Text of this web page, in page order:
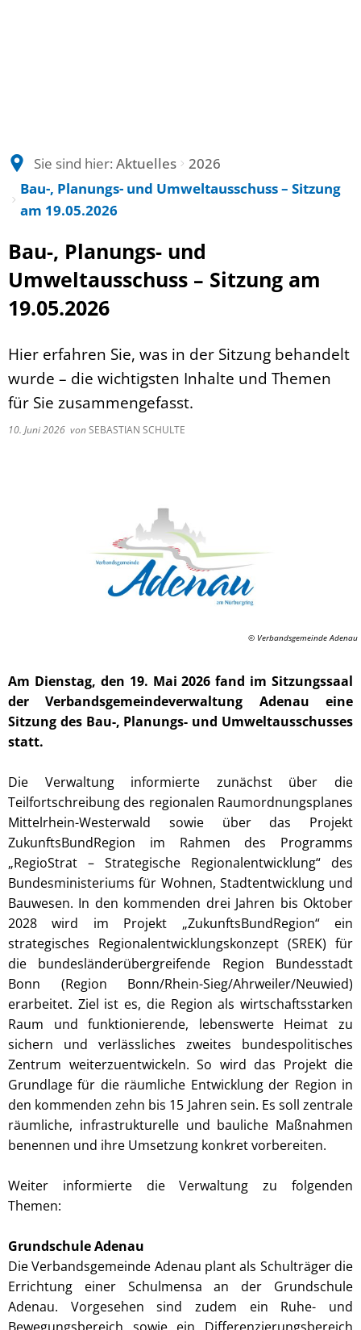
Sie sind hier: Aktuelles
2026
Bau-, Planungs- und Umweltausschuss – Sitzung
am 19.05.2026
Bau-, Planungs- und
Umweltausschuss – Sitzung am
19.05.2026
Hier erfahren Sie, was in der Sitzung behandelt
wurde – die wichtigsten Inhalte und Themen
für Sie zusammengefasst.
10. Juni 2026 vonSEBASTIAN SCHULTE
© Verbandsgemeinde Adenau
Am Dienstag, den 19. Mai 2026 fand im Sitzungssaal
der Verbandsgemeindeverwaltung Adenau eine
Sitzung des Bau-, Planungs- und Umweltausschusses
statt.
Die Verwaltung informierte zunächst über die
Teilfortschreibung des regionalen Raumordnungsplanes
Mittelrhein-Westerwald sowie über das Projekt
ZukunftsBundRegion im Rahmen des Programms
„RegioStrat – Strategische Regionalentwicklung“ des
Bundesministeriums für Wohnen, Stadtentwicklung und
Bauwesen. In den kommenden drei Jahren bis Oktober
2028 wird im Projekt „ZukunftsBundRegion“ ein
strategisches Regionalentwicklungskonzept (SREK) für
die bundesländerübergreifende Region Bundesstadt
Bonn (Region Bonn/Rhein-Sieg/Ahrweiler/Neuwied)
erarbeitet. Ziel ist es, die Region als wirtschaftsstarken
Raum und funktionierende, lebenswerte Heimat zu
sichern und verlässliches zweites bundespolitisches
Zentrum weiterzuentwickeln. So wird das Projekt die
Grundlage für die räumliche Entwicklung der Region in
den kommenden zehn bis 15 Jahren sein. Es soll zentrale
räumliche, infrastrukturelle und bauliche Maßnahmen
benennen und ihre Umsetzung konkret vorbereiten.
Weiter informierte die Verwaltung zu folgenden
Themen:
Grundschule Adenau
Die Verbandsgemeinde Adenau plant als Schulträger die
Errichtung einer Schulmensa an der Grundschule
Adenau. Vorgesehen sind zudem ein Ruhe- und
Bewegungsbereich sowie ein Differenzierungsbereich